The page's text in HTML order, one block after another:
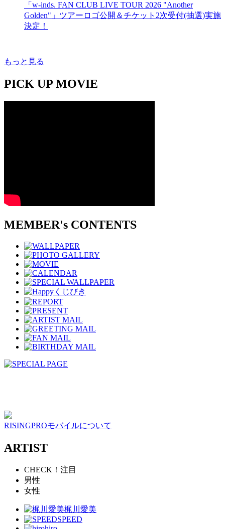
「w-inds. FAN CLUB LIVE TOUR 2026 "Another
Golden"」ツアーロゴ公開＆チケット2次受付(抽選)実施
決定！
もっと見る
PICK UP MOVIE
MEMBER's CONTENTS
RISINGPROモバイルについて
ARTIST
CHECK！注目
男性
女性
梶川愛美
SPEED